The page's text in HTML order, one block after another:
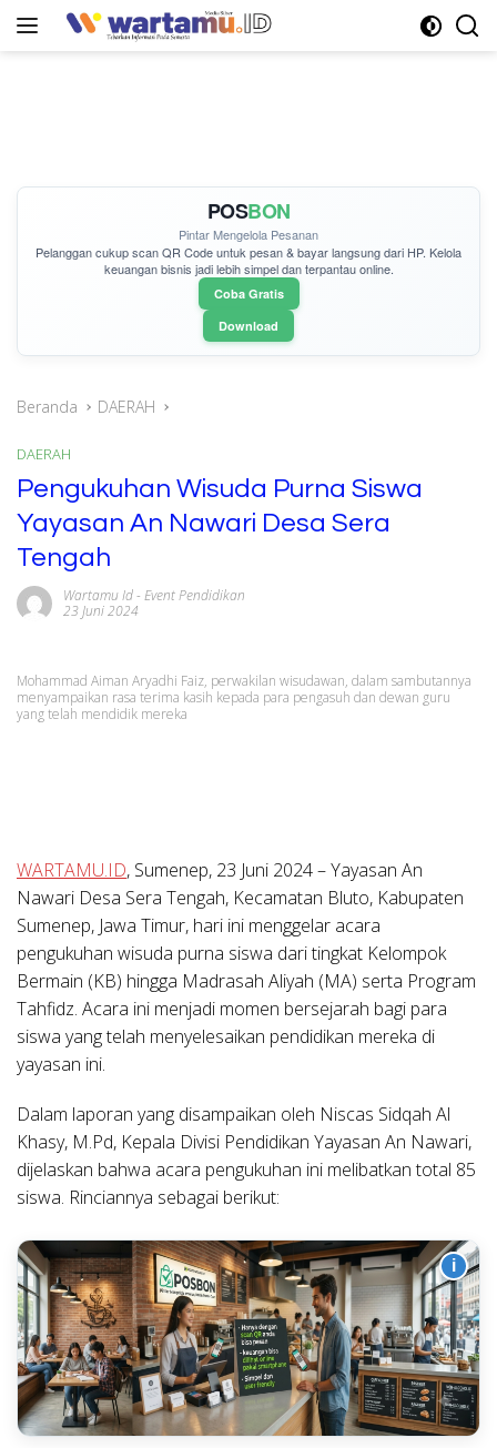
POSBON
Pintar Mengelola Pesanan
Pelanggan cukupscan QR Codeuntuk pesan & bayar langsung dari HP. Kelola
keuangan bisnis jadi lebih simpel dan terpantau online.
Coba Gratis
Download
Beranda DAERAH
DAERAH
Pengukuhan Wisuda Purna Siswa
Yayasan An Nawari Desa Sera
Tengah
Wartamu Id- Event Pendidikan
23 Juni 2024
Mohammad Aiman Aryadhi Faiz, perwakilan wisudawan, dalam sambutannya
menyampaikan rasa terima kasih kepada para pengasuh dan dewan guru
yang telah mendidik mereka
WARTAMU.ID, Sumenep, 23 Juni 2024– Yayasan An
Nawari Desa Sera Tengah, Kecamatan Bluto, Kabupaten
Sumenep, Jawa Timur, hari ini menggelar acara
pengukuhan wisuda purna siswa dari tingkat Kelompok
Bermain (KB) hingga Madrasah Aliyah (MA) serta Program
Tahfidz. Acara ini menjadi momen bersejarah bagi para
siswa yang telah menyelesaikan pendidikan mereka di
yayasan ini.
Dalam laporan yang disampaikan oleh Niscas Sidqah Al
Khasy, M.Pd, Kepala Divisi Pendidikan Yayasan An Nawari,
dijelaskan bahwa acara pengukuhan ini melibatkan total 85
siswa. Rinciannya sebagai berikut:
i